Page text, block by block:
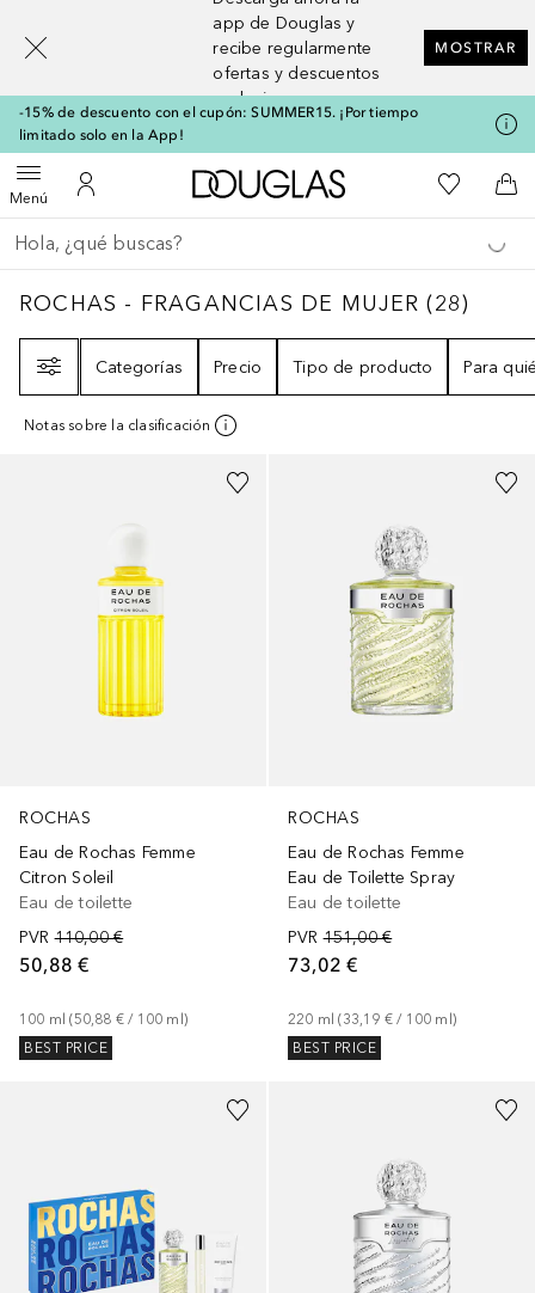
app de Douglas y
recibe regularmente
ofertas y descuentos
exclusivos
MOSTRAR
-15% de descuento con el cupón: SUMMER15. ¡Por tiempo
limitado solo en la App!
MenúAbrir menúMi cuenta
A Douglas HomeMi lista de
A
Regresar
Ejecutar búsqueda
ROCHAS - FRAGANCIAS DE MUJER28
ROCHAS - FRAGANCIAS DE MUJER (28)
Categorías
Precio Tipo de producto Para
Notas sobre la clasificación
ROCHAS
Eau de Rochas Femme
Citron Soleil
Eau de toilette
PVR 110,00 €
50,88 €
100 ml (50,88 € / 100 ml )
BEST PRICE
ROCHAS
Eau de Rochas Femme
Eau de Toilette Spray
Eau de toilette
PVR 151,00 €
73,02 €
220 ml (33,19 € / 100 ml )
BEST PRICE
[navigation.slideout.screenreader]